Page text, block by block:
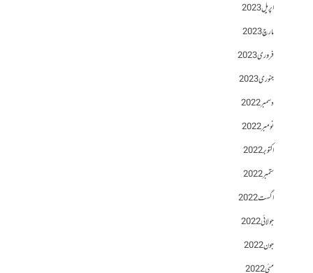
اپریل 2023
مارچ 2023
فروری 2023
جنوری 2023
دسمبر 2022
نومبر 2022
اکتوبر 2022
ستمبر 2022
اگست 2022
جولائی 2022
جون 2022